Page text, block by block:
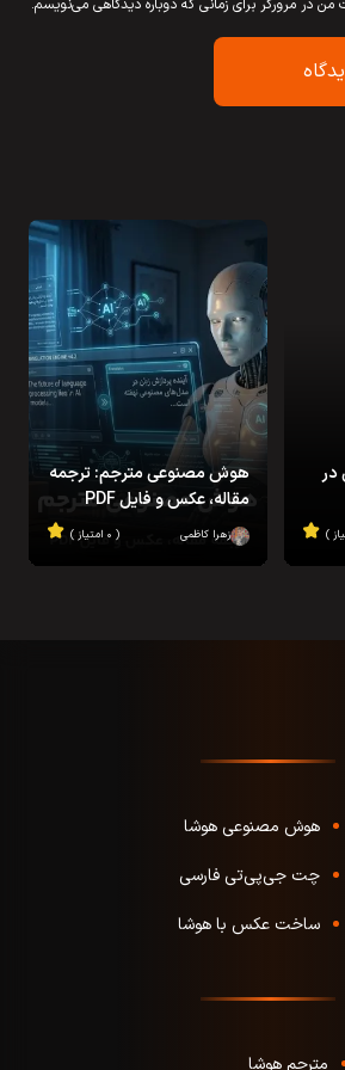
در مرورگر برای زمانی که دوباره دیدگاهی می‌نویسم.
در
هوش مصنوعی مترجم: ترجمه
مقاله، عکس و فایل PDF
زهرا کاظمی ( ۰ امتیاز )
هوش مصنوعی هوشا
چت جی‌پی‌تی فارسی
ساخت عکس با هوشا